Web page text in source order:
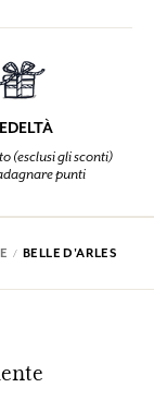
(esclusi gli sconti)
punti
BELLE D'ARLES